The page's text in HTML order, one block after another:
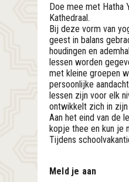
Doe mee met Hatha
Kathedraal.
Bij deze vorm van
geest in balans
houdingen en
lessen worden
met kleine groepen
persoonlijke
lessen zijn voor elk
ontwikkelt zich in
Aan het eind van de
kopje thee en kun je
Tijdens
Meld je aan